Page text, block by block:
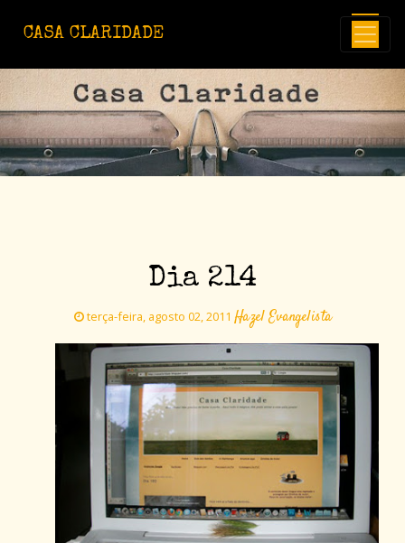
CASA CLARIDADE
Dia 214
terça-feira, agosto 02, 2011 Hazel Evangelista